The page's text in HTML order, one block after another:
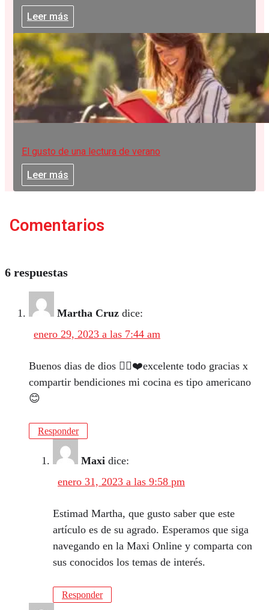
Leer más
El gusto de una lectura de verano
Leer más
Comentarios
6 respuestas
Martha Cruz dice:
enero 29, 2023 a las 7:44 am
Buenos dias de dios 🙅‍♀️❤️excelente todo gracias x
compartir bendiciones mi cocina es tipo americano
😊
Responder
Maxi dice:
enero 31, 2023 a las 9:58 pm
Estimad Martha, que gusto saber que este
artículo es de su agrado. Esperamos que siga
navegando en la Maxi Online y comparta con
sus conocidos los temas de interés.
Responder